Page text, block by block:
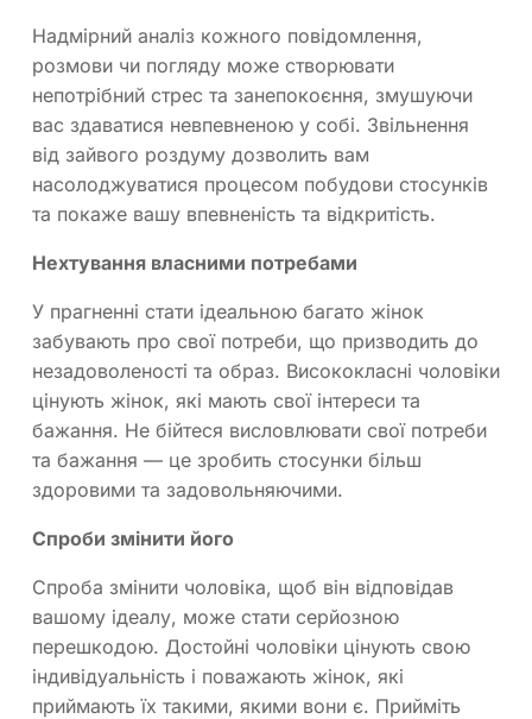
Надмірний аналіз кожного повідомлення,
розмови чи погляду може створювати
непотрібний стрес та занепокоєння, змушуючи
вас здаватися невпевненою у собі. Звільнення
від зайвого роздуму дозволить вам
насолоджуватися процесом побудови стосунків
та покаже вашу впевненість та відкритість.
Нехтування власними потребами
У прагненні стати ідеальною багато жінок
забувають про свої потреби, що призводить до
незадоволеності та образ. Висококласні чоловіки
цінують жінок, які мають свої інтереси та
бажання. Не бійтеся висловлювати свої потреби
та бажання — це зробить стосунки більш
здоровими та задовольняючими.
Спроби змінити його
Спроба змінити чоловіка, щоб він відповідав
вашому ідеалу, може стати серйозною
перешкодою. Достойні чоловіки цінують свою
індивідуальність і поважають жінок, які
приймають їх такими, якими вони є. Прийміть